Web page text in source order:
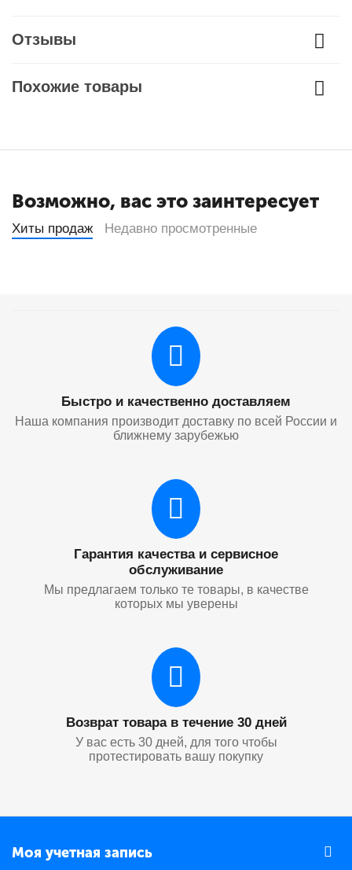
Отзывы
Похожие товары
Возможно, вас это заинтересует
Хиты продаж Недавно просмотренные
Быстро и качественно доставляем
Наша компания производит доставку по всей России и
ближнему зарубежью
Гарантия качества и сервисное
обслуживание
Мы предлагаем только те товары, в качестве
которых мы уверены
Возврат товара в течение 30 дней
У вас есть 30 дней, для того чтобы
протестировать вашу покупку
Моя учетная запись